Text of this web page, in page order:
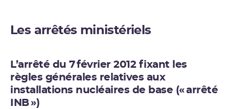
Les arrêtés ministériels
L’arrêté du 7 février 2012 fixant les
règles générales relatives aux
installations nucléaires de base (« arrêté
INB »)